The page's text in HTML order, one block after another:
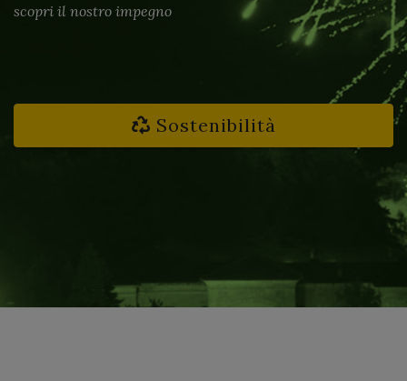
scopri il nostro impegno
Sostenibilità